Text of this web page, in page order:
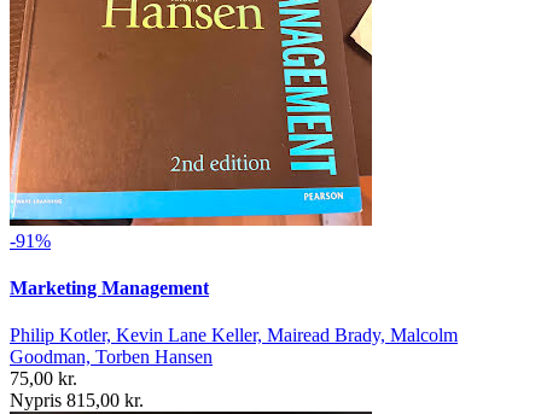
-91%
Marketing Management
Philip Kotler, Kevin Lane Keller, Mairead Brady, Malcolm
Goodman, Torben Hansen
75,00 kr.
Nypris 815,00 kr.